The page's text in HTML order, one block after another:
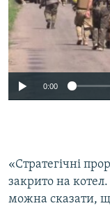
No
0:00
«Стратегічні
закрито на
можна сказати,